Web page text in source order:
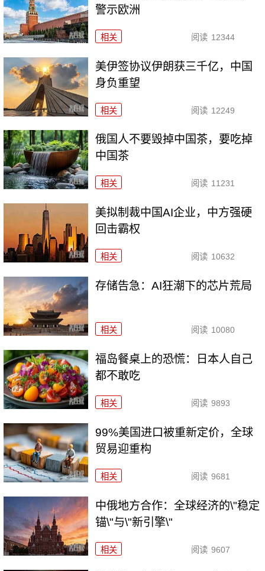
警示欧洲
相关 阅读 12344
美伊签协议伊朗获三千亿，中国
身负重望
相关 阅读 12249
俄国人不要毁掉中国茶，要吃掉
中国茶
相关 阅读 11231
美拟制裁中国AI企业，中方强硬
回击霸权
相关 阅读 10632
存储告急：AI狂潮下的芯片荒局
相关 阅读 10080
福岛餐桌上的恐慌：日本人自己
都不敢吃
相关 阅读 9893
99%美国进口被重新定价，全球
贸易迎重构
相关 阅读 9681
中俄地方合作：全球经济的\"稳定
锚\"与\"新引擎\"
相关 阅读 9607